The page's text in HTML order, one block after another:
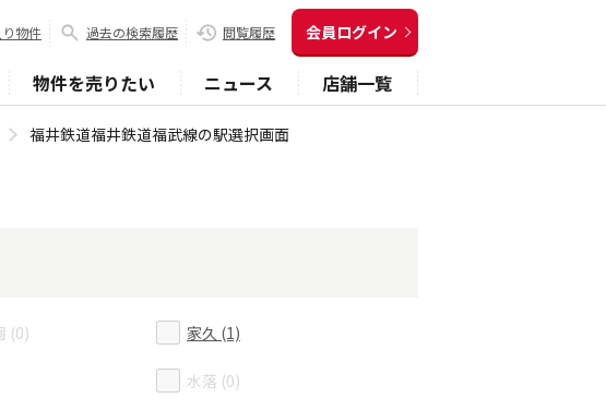
物件 過去の検索履歴 閲覧履歴 会員ログイン
物件を売りたい ニュース 店舗一覧
福井鉄道福井鉄道福武線の駅選択画面
(0) 家久 (1)
水落 (0)